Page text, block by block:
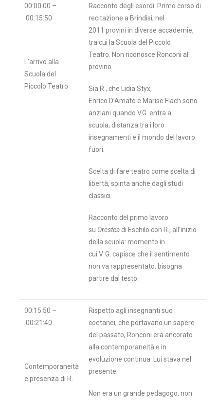
00:00:00 –
00:15:50
L’arrivo alla
Scuola del
Piccolo Teatro
Racconto degli esordi. Primo corso di
recitazione a Brindisi, nel
2011 provini in diverse accademie,
tra cui la Scuola del Piccolo
Teatro. Non riconosce Ronconi al
provino.
Sia R., che Lidia Styx,
Enrico D’Amato e Marise Flach sono
anziani quando V.G. entra a
scuola, distanza tra i loro
insegnamenti e il mondo del lavoro
fuori.
Scelta di fare teatro come scelta di
libertà, spinta anche dagli studi
classici.
Racconto del primo lavoro
su Orestea di Eschilo con R., all’inizio
della scuola: momento in
cui V. G. capisce che il sentimento
non va rappresentato, bisogna
partire dal testo.
00:15:50 –
00:21:40
Contemporaneità
e presenza di R.
Rispetto agli insegnanti suo
coetanei, che portavano un sapere
del passato, Ronconi era ancorato
alla contemporaneità e in
evoluzione continua. Lui stava nel
presente.
Non era un grande pedagogo, non